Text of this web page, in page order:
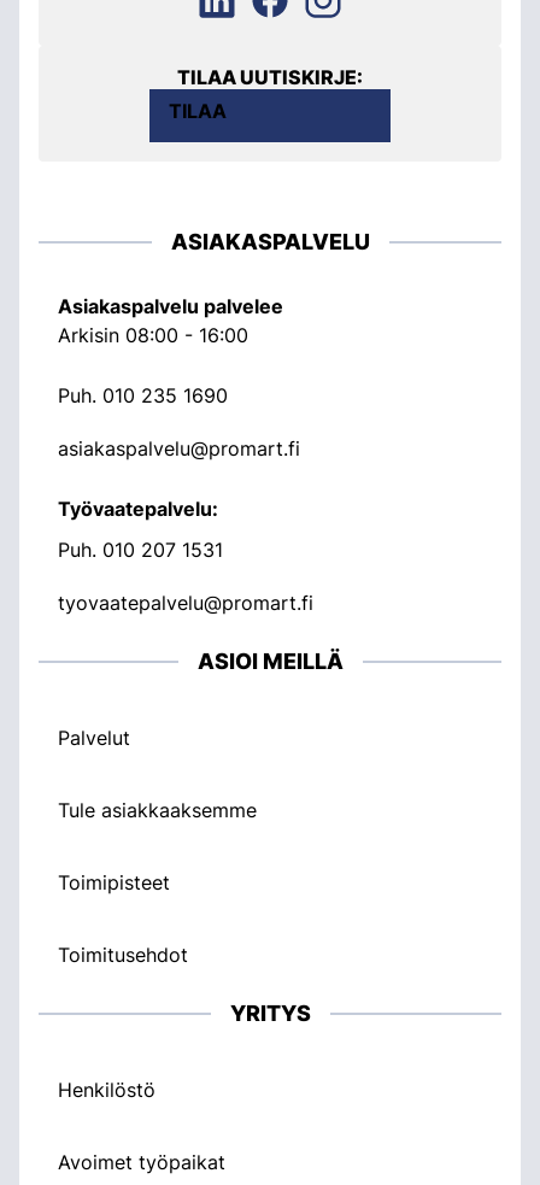
TILAA UUTISKIRJE:
TILAA
ASIAKASPALVELU
Asiakaspalvelu palvelee
Arkisin 08:00 - 16:00
Puh. 010 235 1690
asiakaspalvelu@promart.fi
Työvaatepalvelu:
Puh. 010 207 1531
tyovaatepalvelu@promart.fi
ASIOI MEILLÄ
Palvelut
Tule asiakkaaksemme
Toimipisteet
Toimitusehdot
YRITYS
Henkilöstö
Avoimet työpaikat